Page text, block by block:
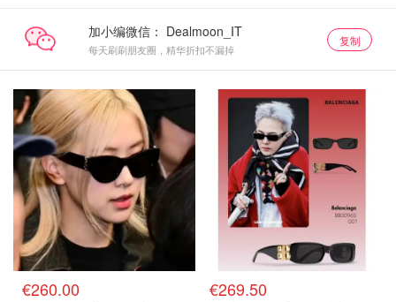
加小编微信：
每天刷刷朋友圈，精华折扣不漏掉
复制
€260.00 €269.50